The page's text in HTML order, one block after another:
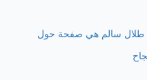
طلال سالم هي صفحة حول